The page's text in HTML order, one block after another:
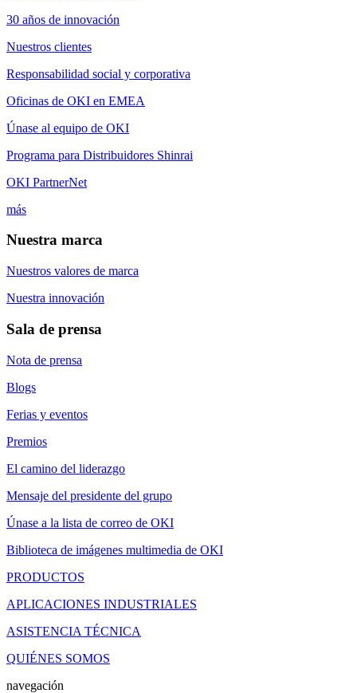
30 años de innovación
Nuestros clientes
Responsabilidad social y corporativa
Oficinas de OKI en EMEA
Únase al equipo de OKI
Programa para Distribuidores Shinrai
OKI PartnerNet
más
Nuestra marca
Nuestros valores de marca
Nuestra innovación
Sala de prensa
Nota de prensa
Blogs
Ferias y eventos
Premios
El camino del liderazgo
Mensaje del presidente del grupo
Únase a la lista de correo de OKI
Biblioteca de imágenes multimedia de OKI
PRODUCTOS
APLICACIONES INDUSTRIALES
ASISTENCIA TÉCNICA
QUIÉNES SOMOS
navegación